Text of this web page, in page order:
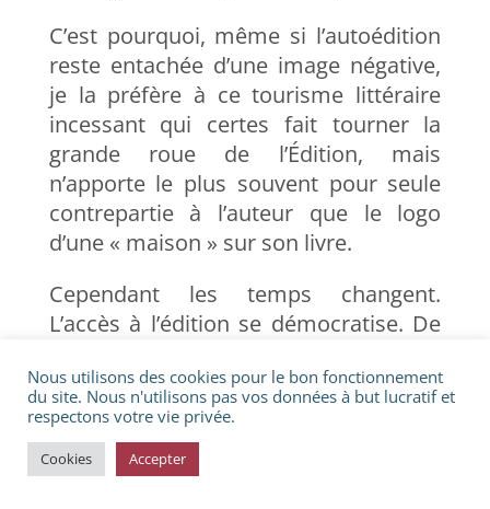
C’est pourquoi, même si l’autoédition
reste entachée d’une image négative,
je la préfère à ce tourisme littéraire
incessant qui certes fait tourner la
grande roue de l’Édition, mais
n’apporte le plus souvent pour seule
contrepartie à l’auteur que le logo
d’une « maison » sur son livre.
Cependant les temps changent.
L’accès à l’édition se démocratise. De
cartonnent sur des plateformes
diverses et sont récupérés par les
éditeurs qui les publient sous leur
bannière. On peut donc désormais
Nous utilisons des cookies pour le bon fonctionnement
du site. Nous n'utilisons pas vos données à but lucratif et
respectons votre vie privée.
Cookies Accepter